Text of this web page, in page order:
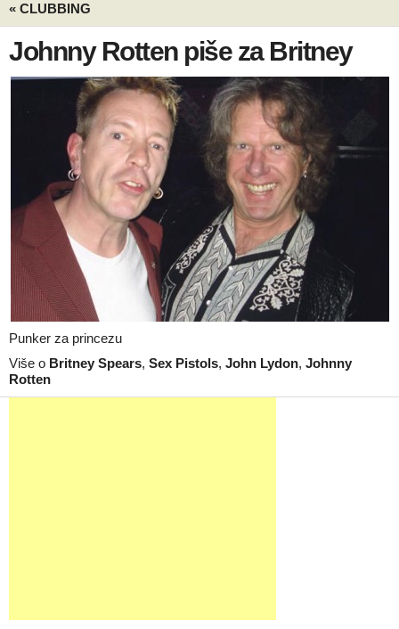
« CLUBBING
Johnny Rotten piše za Britney
Punker za princezu
Više o Britney Spears, Sex Pistols, John Lydon, Johnny
Rotten